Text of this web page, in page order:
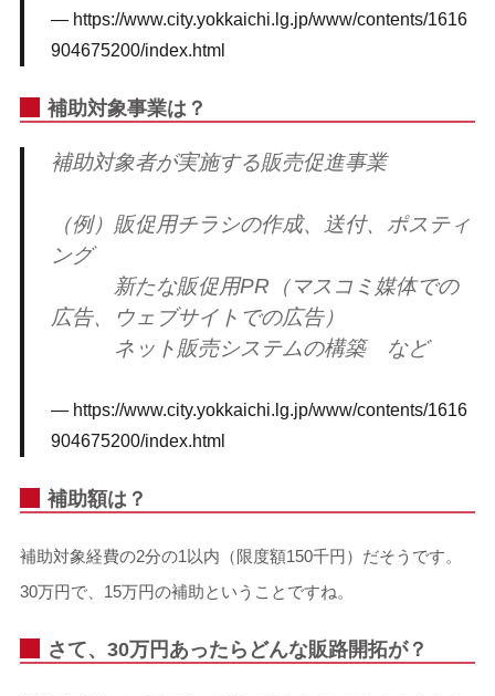
https://www.city.yokkaichi.lg.jp/www/contents/1616
904675200/index.html
補助対象事業は？
補助対象者が実施する販売促進事業
（例）販促用チラシの作成、送付、ポスティ
ング
新たな販促用PR（マスコミ媒体での
広告、ウェブサイトでの広告）
ネット販売システムの構築 など
https://www.city.yokkaichi.lg.jp/www/contents/1616
904675200/index.html
補助額は？
補助対象経費の2分の1以内（限度額150千円）だそうです。
30万円で、15万円の補助ということですね。
さて、30万円あったらどんな販路開拓が？